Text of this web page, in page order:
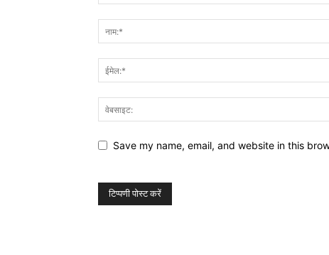
Save my name, email, and website in this